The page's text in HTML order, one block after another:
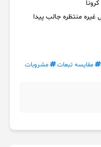
غیره منتظره جالب پیدا
مقایسه تبعات مشروبات